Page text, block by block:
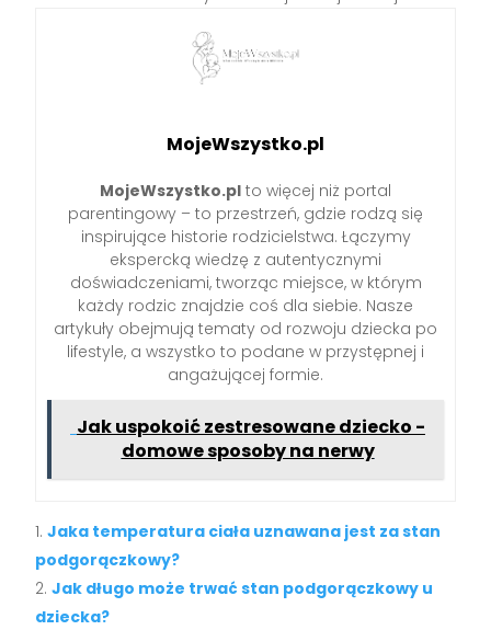
MojeWszystko.pl
MojeWszystko.pl to więcej niż portal
parentingowy – to przestrzeń, gdzie rodzą się
inspirujące historie rodzicielstwa. Łączymy
ekspercką wiedzę z autentycznymi
doświadczeniami, tworząc miejsce, w którym
każdy rodzic znajdzie coś dla siebie. Nasze
artykuły obejmują tematy od rozwoju dziecka po
lifestyle, a wszystko to podane w przystępnej i
angażującej formie.
Jak uspokoić zestresowane dziecko -
domowe sposoby na nerwy
Jaka temperatura ciała uznawana jest za stan
podgorączkowy?
Jak długo może trwać stan podgorączkowy u
dziecka?